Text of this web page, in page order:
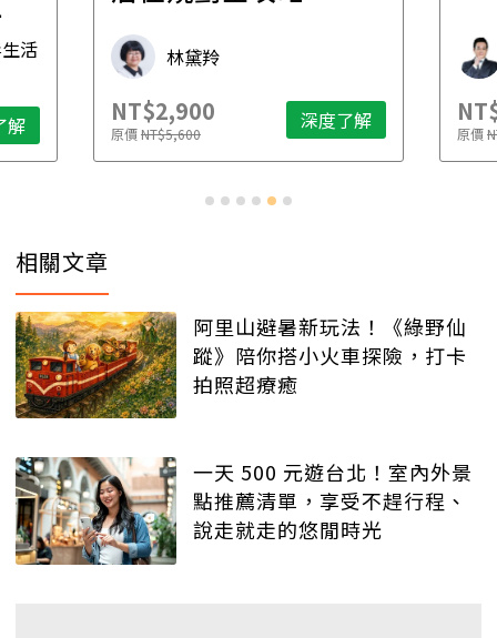
活
解
林黛羚
NT$2,900
原價NT$5,600 深度了解 原價
相關文章
阿里山避暑新玩法！《綠野仙
蹤》陪你搭小火車探險，打卡
拍照超療癒
一天 500 元遊台北！室內外景
點推薦清單，享受不趕行程、
說走就走的悠閒時光